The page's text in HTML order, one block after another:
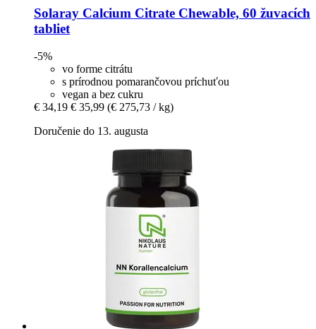
Solaray Calcium Citrate Chewable, 60 žuvacích
tabliet
-5%
vo forme citrátu
s prírodnou pomarančovou príchuťou
vegan a bez cukru
€ 34,19 € 35,99 (€ 275,73 / kg)
Doručenie do 13. augusta